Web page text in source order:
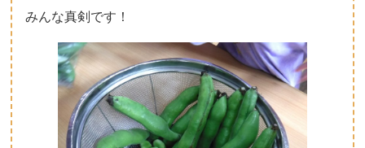
みんな真剣です！